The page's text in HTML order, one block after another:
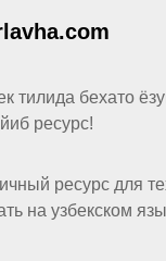
тилида бехато
ресурс!
ресурс для
на узбекском